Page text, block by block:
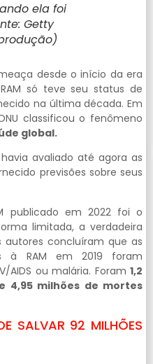
ela foi
Getty
desde o início da era
só teve seu status de
na última década. Em
classificou o fenômeno
global.
avaliado até agora as
previsões sobre seus
publicado em 2022 foi o
limitada, a verdadeira
autores concluíram que as
à RAM em 2019 foram
AIDS ou malária. Foram 1,2
4,95 milhões de mortes
SALVAR 92 MILHÕES